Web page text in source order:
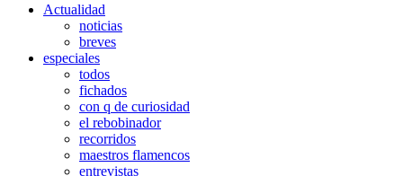
Actualidad
noticias
breves
especiales
todos
fichados
con q de curiosidad
el rebobinador
recorridos
maestros flamencos
entrevistas